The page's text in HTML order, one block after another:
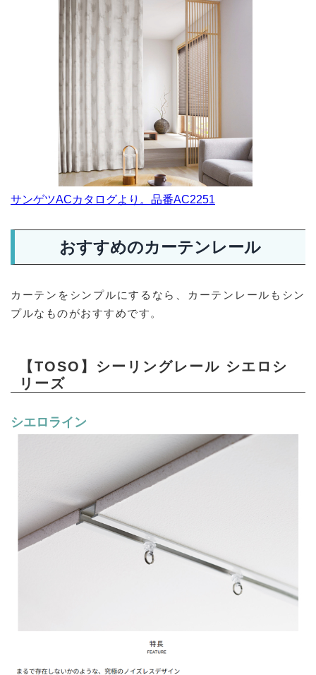
サンゲツACカタログより。品番AC2251
おすすめのカーテンレール
カーテンをシンプルにするなら、カーテンレールもシン
プルなものがおすすめです。
【TOSO】シーリングレール シエロシ
リーズ
シエロライン